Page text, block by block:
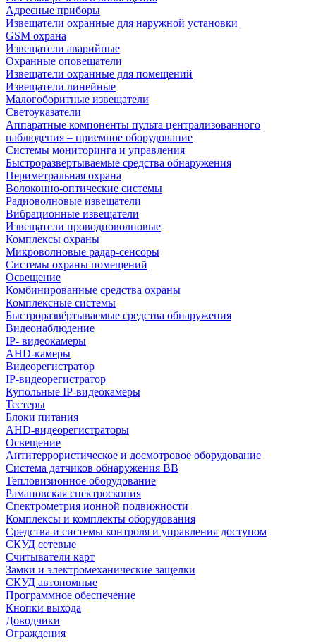
Адресные приборы
Извещатели охранные для наружной установки
GSM охрана
Извещатели аварийные
Охранные оповещатели
Извещатели охранные для помещений
Извещатели линейные
Малогоборитные извещатели
Светоуказатели
Аппаратные компоненты пульта централизованного
наблюдения – приемное оборудование
Системы мониторинга и управления
Быстроразвертываемые средства обнаружения
Периметральная охрана
Волоконно-оптические системы
Радиоволновые извещатели
Вибрационные извещатели
Извещатели проводноволновые
Комплексы охраны
Микроволновые радар-сенсоры
Системы охраны помещений
Освещение
Комбинированные средства охраны
Комплексные системы
Быстроразвёртываемые средства обнаружения
Видеонаблюдение
IP- видеокамеры
AHD-камеры
Видеорегистратор
IP-видеорегистратор
Купольные IP-видеокамеры
Тестеры
Блоки питания
AHD-видеорегистраторы
Освещение
Антитеррористическое и досмотровое оборудование
Cистема датчиков обнаружения ВВ
Тепловизионное оборудование
Рамановская спектроскопия
Спектрометрия ионной подвижности
Комплексы и комплекты оборудования
Средства и системы контроля и управления доступом
СКУД сетевые
Считыватели карт
Замки и электромеханические защелки
СКУД автономные
Программное обеспечение
Кнопки выхода
Доводчики
Ограждения